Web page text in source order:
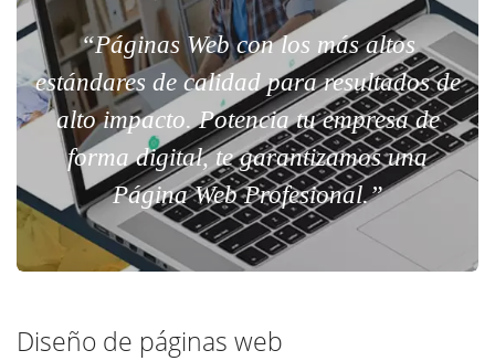
“Páginas Web con los más altos
estándares de calidad para resultados de
alto impacto. Potencia tu empresa de
forma digital, te garantizamos una
Página Web Profesional.”
Diseño de páginas web